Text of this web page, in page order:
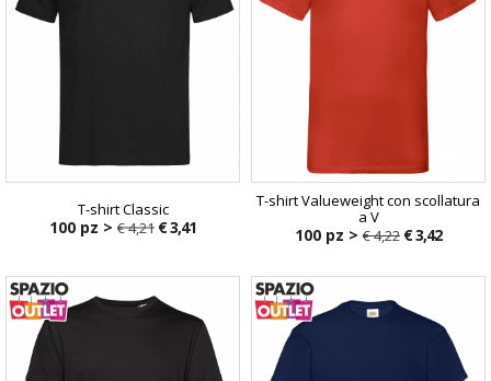
T-shirt Classic
100 pz > € 4,21 € 3,41
T-shirt Valueweight con scollatura
a V
100 pz > € 4,22 € 3,42